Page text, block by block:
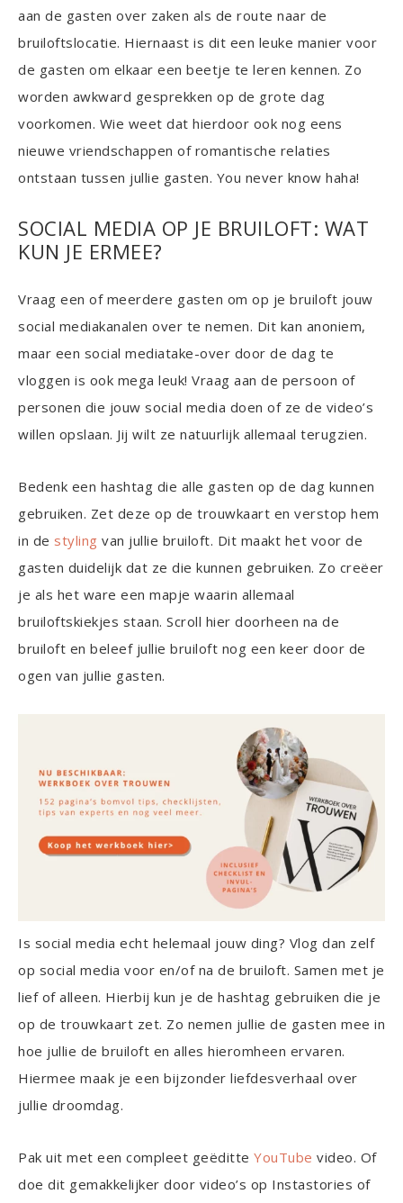
aan de gasten over zaken als de route naar de
bruiloftslocatie. Hiernaast is dit een leuke manier voor
de gasten om elkaar een beetje te leren kennen. Zo
worden awkward gesprekken op de grote dag
voorkomen. Wie weet dat hierdoor ook nog eens
nieuwe vriendschappen of romantische relaties
ontstaan tussen jullie gasten. You never know haha!
SOCIAL MEDIA OP JE BRUILOFT: WAT
KUN JE ERMEE?
Vraag een of meerdere gasten om op je bruiloft jouw
social mediakanalen over te nemen. Dit kan anoniem,
maar een social mediatake-over door de dag te
vloggen is ook mega leuk! Vraag aan de persoon of
personen die jouw social media doen of ze de video’s
willen opslaan. Jij wilt ze natuurlijk allemaal terugzien.
Bedenk een hashtag die alle gasten op de dag kunnen
gebruiken. Zet deze op de trouwkaart en verstop hem
in de styling van jullie bruiloft. Dit maakt het voor de
gasten duidelijk dat ze die kunnen gebruiken. Zo creëer
je als het ware een mapje waarin allemaal
bruiloftskiekjes staan. Scroll hier doorheen na de
bruiloft en beleef jullie bruiloft nog een keer door de
ogen van jullie gasten.
Is social media echt helemaal jouw ding? Vlog dan zelf
op social media voor en/of na de bruiloft. Samen met je
lief of alleen. Hierbij kun je de hashtag gebruiken die je
op de trouwkaart zet. Zo nemen jullie de gasten mee in
hoe jullie de bruiloft en alles hieromheen ervaren.
Hiermee maak je een bijzonder liefdesverhaal over
jullie droomdag.
Pak uit met een compleet geëditte YouTube video. Of
doe dit gemakkelijker door video’s op Instastories of